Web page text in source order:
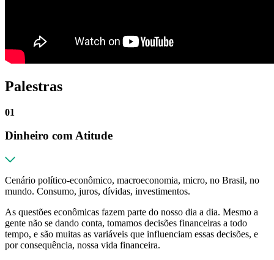
Palestras
01
Dinheiro com Atitude
Cenário político-econômico, macroeconomia, micro, no Brasil, no
mundo. Consumo, juros, dívidas, investimentos.
As questões econômicas fazem parte do nosso dia a dia. Mesmo a
gente não se dando conta, tomamos decisões financeiras a todo
tempo, e são muitas as variáveis que influenciam essas decisões, e
por consequência, nossa vida financeira.